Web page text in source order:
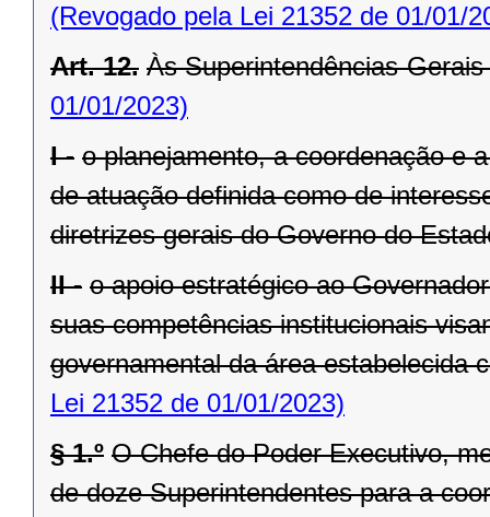
(Revogado pela Lei 21352 de 01/01/
Art. 12. Às Superintendências-
01/01/2023)
I - o planejamento, a coordenação e
de atuação definida como de
diretrizes gerais do Governo do
II - o apoio estratégico ao
suas competências institucionais
governamental da área estabelecida
Lei 21352 de 01/01/2023)
§ 1.º O Chefe do Poder Executivo,
de doze Superintendentes para a